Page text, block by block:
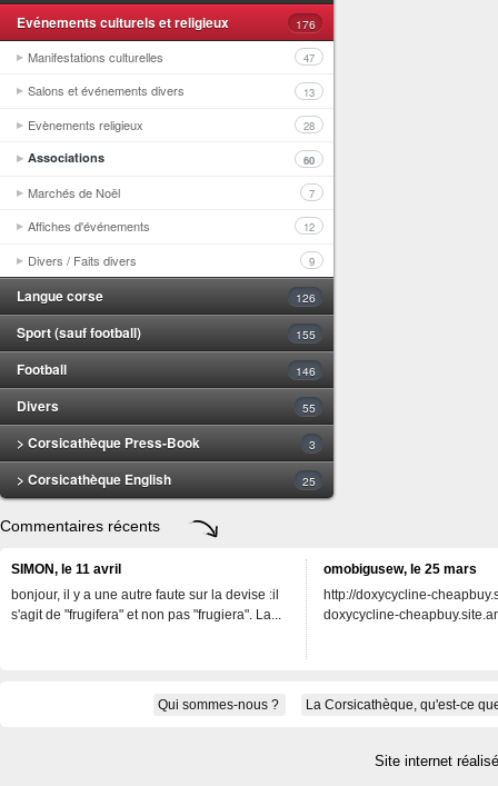
Evénements culturels et religieux 176
Manifestations culturelles 47
Salons et événements divers 13
Evènements religieux 28
Associations 60
Marchés de Noël 7
Affiches d'événements 12
Divers / Faits divers 9
Langue corse 126
Sport (sauf football) 155
Football 146
Divers 55
> Corsicathèque Press-Book 3
> Corsicathèque English 25
Commentaires récents
SIMON, le 11 avril
bonjour, il y a une autre faute sur la devise :il
s'agit de "frugifera" et non pas "frugiera". La...
omobigusew, le 25 mars
http://doxycycline-
doxycycline-
Qui sommes-nous ? La Corsicathèque, qu'est-ce
Site internet